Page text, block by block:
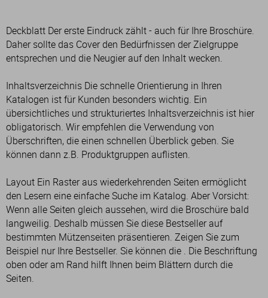
Deckblatt Der erste Eindruck zählt - auch für Ihre Broschüre.
Daher sollte das Cover den Bedürfnissen der Zielgruppe
entsprechen und die Neugier auf den Inhalt wecken.
Inhaltsverzeichnis Die schnelle Orientierung in Ihren
Katalogen ist für Kunden besonders wichtig. Ein
übersichtliches und strukturiertes Inhaltsverzeichnis ist hier
obligatorisch. Wir empfehlen die Verwendung von
Überschriften, die einen schnellen Überblick geben. Sie
können dann z.B. Produktgruppen auflisten.
Layout Ein Raster aus wiederkehrenden Seiten ermöglicht
den Lesern eine einfache Suche im Katalog. Aber Vorsicht:
Wenn alle Seiten gleich aussehen, wird die Broschüre bald
langweilig. Deshalb müssen Sie diese Bestseller auf
bestimmten Mützenseiten präsentieren. Zeigen Sie zum
Beispiel nur Ihre Bestseller. Sie können die . Die Beschriftung
oben oder am Rand hilft Ihnen beim Blättern durch die
Seiten.